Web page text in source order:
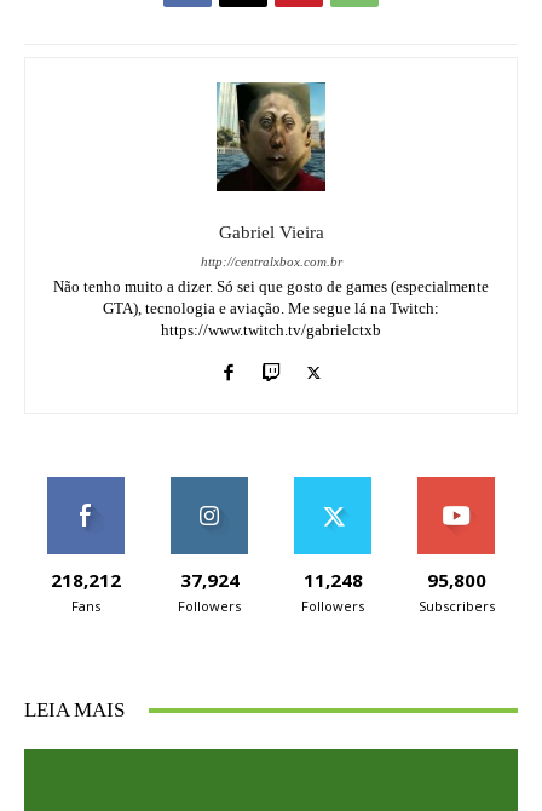
Gabriel Vieira
http://centralxbox.com.br
Não tenho muito a dizer. Só sei que gosto de games (especialmente
GTA), tecnologia e aviação. Me segue lá na Twitch:
https://www.twitch.tv/gabrielctxb
218,212
Fans
37,924
Followers
11,248
Followers
95,800
Subscribers
LEIA MAIS